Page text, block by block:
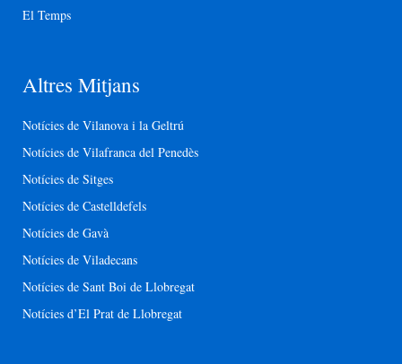
El Temps
Altres Mitjans
Notícies de Vilanova i la Geltrú
Notícies de Vilafranca del Penedès
Notícies de Sitges
Notícies de Castelldefels
Notícies de Gavà
Notícies de Viladecans
Notícies de Sant Boi de Llobregat
Notícies d’El Prat de Llobregat